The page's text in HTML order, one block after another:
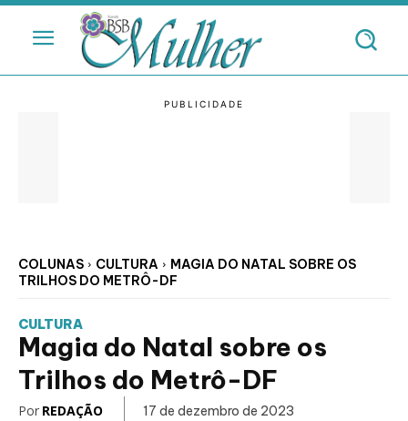
COLUNAS CULTURA
MAGIA DO NATAL SOBRE OS
TRILHOS DO METRÔ-DF
CULTURA
Magia do Natal sobre os
Trilhos do Metrô-DF
Por REDAÇÃO 17 de dezembro de 2023